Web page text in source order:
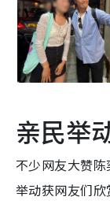
亲民举
不少网友大赞
举动获网友们